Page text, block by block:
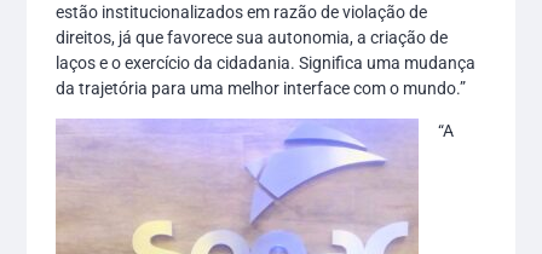
estão institucionalizados em razão de violação de
direitos, já que favorece sua autonomia, a criação de
laços e o exercício da cidadania. Significa uma mudança
da trajetória para uma melhor interface com o mundo.”
“A